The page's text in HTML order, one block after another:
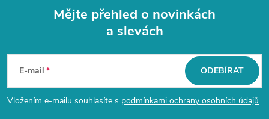
p
Mějte přehled o novinkách
a slevách
E-mail
Vložením e-mailu souhlasíte s podmínkami ochrany osobních údajů
ODEBÍRAT